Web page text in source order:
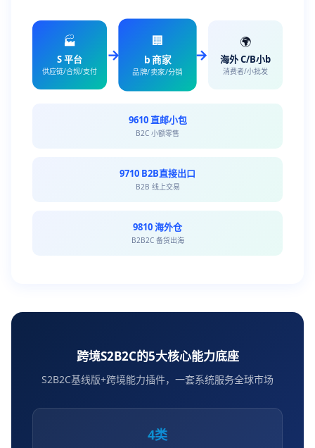
🏭
S 平台
供应链/合规/支付
→
🏢
b 商家
品牌/卖家/分销
→
🌍
海外 C/B小b
消费者/小批发
9610 直邮小包
B2C 小额零售
9710 B2B直接出口
B2B 线上交易
9810 海外仓
B2B2C 备货出海
跨境S2B2C的5大核心能力底座
S2B2C基线版+跨境能力插件，一套系统服务全球市场
4类